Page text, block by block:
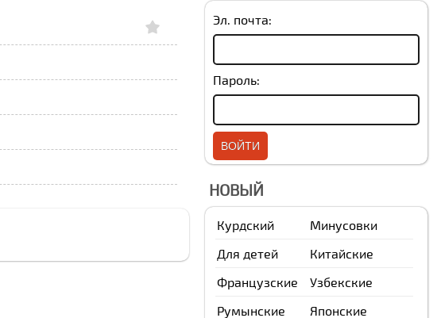
Эл. почта:
Пароль:
НОВЫЙ
Курдский
Минусовки
Для детей
Китайские
Французские
Узбекские
Румынские
Японские